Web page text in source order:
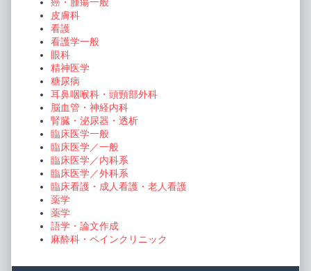
皮膚科
看護
看護学一般
眼科
精神医学
糖尿病
耳鼻咽喉科・頭頸部外科
脳血管・神経内科
腎臓・泌尿器・透析
臨床医学一般
臨床医学／一般
臨床医学／内科系
臨床医学／外科系
臨床看護・成人看護・老人看護
薬学
薬学
語学・論文作成
麻酔科・ペインクリニック